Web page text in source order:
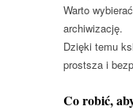
Warto
archiwizację.
Dzięki temu
prostsza i
Co robić,